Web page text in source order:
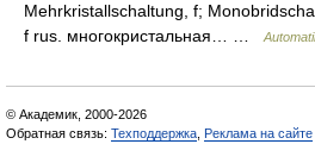
Mehrkristallschaltung, f;
f rus. многокристальная… …
© Академик, 2000-2026
Обратная связь: Техподдержка Реклама на сайте